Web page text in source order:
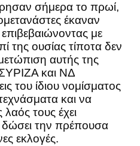
σήμερα το πρωί,
έκαναν
με
της ουσίας τίποτα δεν
αυτής της
και ΝΔ
του ίδιου νομίσματος
και να
τους έχει
δώσει την πρέπουσα
εκλογές.